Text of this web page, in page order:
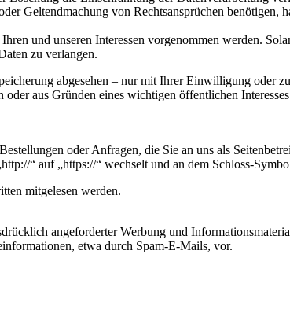
Geltendmachung von Rechtsansprüchen benötigen,
und unseren Interessen vorgenommen werden.
zu verlangen.
abgesehen – nur mit Ihrer Einwilligung oder
aus Gründen eines wichtigen öffentlichen
oder Anfragen, die Sie an uns als
“ auf „https://“ wechselt und an dem Schloss-
mitgelesen werden.
angeforderter Werbung und
etwa durch Spam-E-Mails, vor.